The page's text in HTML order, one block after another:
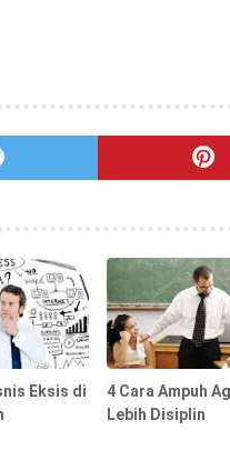
Eksis di
4 Cara Ampuh
Lebih Disiplin